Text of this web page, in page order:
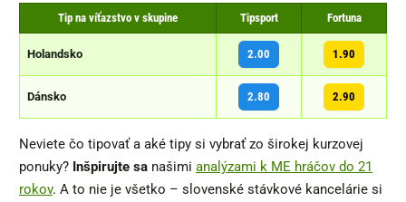
Tip na víťazstvo v skupine Tipsport Fortuna
Holandsko 2.00 1.90
Dánsko 2.80 2.90
Neviete čo tipovať a aké tipy si vybrať zo širokej kurzovej
ponuky? Inšpirujte sa našimi analýzami k ME hráčov do 21
rokov. A to nie je všetko – slovenské stávkové kancelárie si